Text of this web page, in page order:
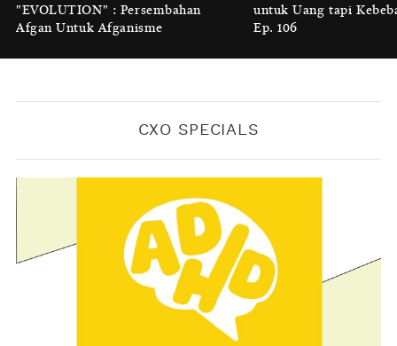
'Benteng Alam' yang Tak Lagi Bisa
Melindungi
BYKONTRIBUTOR CXO MEDIA
"EVOLUTION" : Persembahan
Afgan Untuk Afganisme
untuk Uang tapi
Ep. 106
CXO SPECIALS